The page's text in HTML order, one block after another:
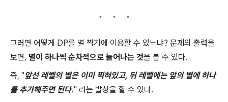
그러면 어떻게 DP를 별 찍기에 이용할 수 있느냐? 문제의 출력을
보면, 별이 하나씩 순차적으로 늘어나는 것을 볼 수 있다.
즉, "앞선 레벨의 별은 이미 찍혀있고, 뒤 레벨에는 앞의 별에 하나
를 추가해주면 된다." 라는 발상을 할 수 있다.